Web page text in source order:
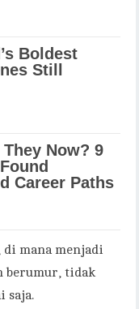
di mana menjadi
berumur, tidak
saja.